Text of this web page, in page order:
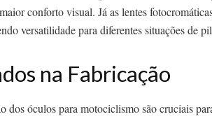
conforto visual. Já as lentes
versatilidade para diferentes situações de
na Fabricação
dos óculos para motociclismo são cruciais